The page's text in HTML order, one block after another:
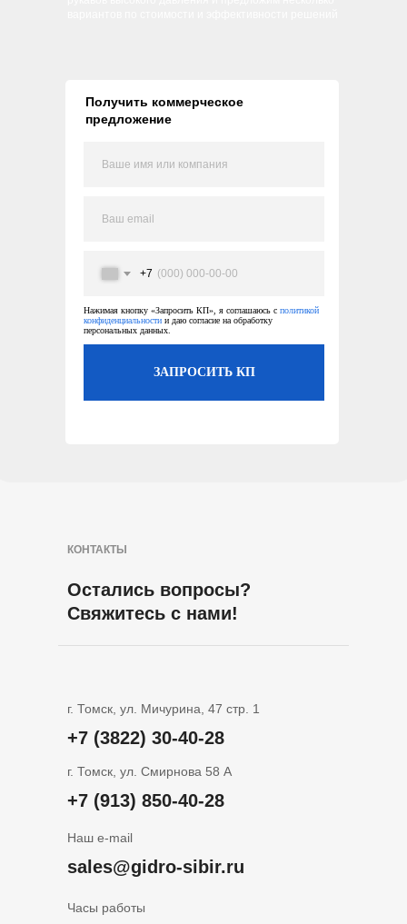
+7
Нажимая кнопку «Запросить КП», я соглашаюсь с политикой
конфиденциальности и даю согласие на обработку
персональных данных.
ЗАПРОСИТЬ КП
Получить коммерческое
предложение
КОНТАКТЫ
Остались вопросы?
Свяжитесь с нами!
г. Томск, ул. Мичурина, 47 стр. 1
+7 (3822) 30-40-28
г. Томск, ул. Смирнова 58 А
+7 (913) 850-40-28
Часы работы
Наш e-mail
sales@gidro-sibir.ru